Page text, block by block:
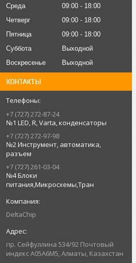
Среда
09:00
18:00
Четверг
09:00
18:00
Пятница
09:00
18:00
Суббота
Выходной
Воскресенье
Выходной
КОНТАКТЫ
+7 (727) 272-87-24
№1 LED, R, Varta, конденсаторы
+7 (727) 272-97-98
№2 Инструмент, автоматика,
разъем
+7 (727) 261-03-04
№4 Блоки
питания,Микросхемы,Тран
DeltaChip
пр. Сейфуллина 534/92 Почтовый
индекс A05A6M5, Алматы, Казахстан